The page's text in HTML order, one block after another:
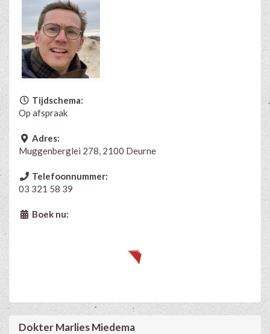
Tijdschema:
Op afspraak
Adres:
Muggenberglei 278, 2100 Deurne
Telefoonnummer:
03 321 58 39
Boek nu:
Dokter Marlies Miedema